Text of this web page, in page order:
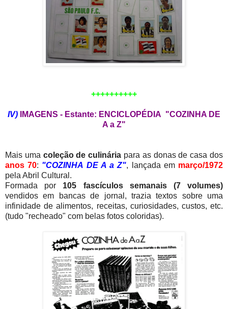
++++++++++
IV)
IMAGENS - Estante: ENCICLOPÉDIA "COZINHA DE
A a Z"
Mais uma coleção de culinária para as donas de casa dos
anos 70: "COZINHA DE A a Z", lançada em março/1972
pela Abril Cultural.
Formada por 105 fascículos semanais (7 volumes)
vendidos em bancas de jornal, trazia textos sobre uma
infinidade de alimentos, receitas, curiosidades, custos, etc.
(tudo "recheado" com belas fotos coloridas).